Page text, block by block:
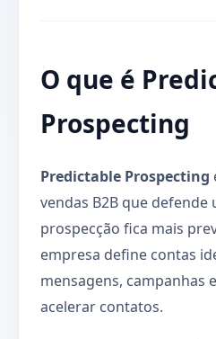
O que é
Prospecting
Predictable Prospecting
vendas B2B que defende
prospecção fica mais
empresa define contas
mensagens, campanhas
acelerar contatos.